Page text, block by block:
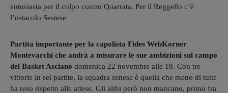
entusiasta per il colpo contro Quarrata. Per il Reggello c’è
l’ostacolo Sestese
Partita importante per la capolista Fides WebKorner
Montevarchi che andrà a misurare le sue ambizioni sul campo
del Basket Asciano domenica 22 novembre alle 18. Con tre
vittorie in sei partite, la squadra senese è quella che meno di tutte
ha reso rispetto alle attese. Gli alibi però non mancano, primo fra